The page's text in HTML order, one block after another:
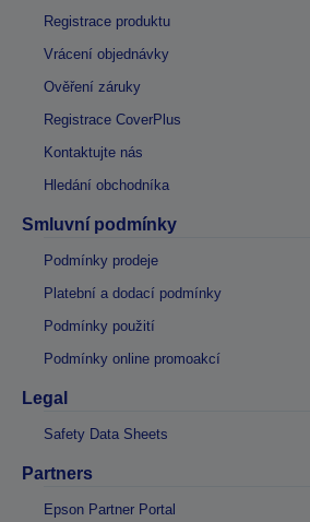
Registrace produktu
Vrácení objednávky
Ověření záruky
Registrace CoverPlus
Kontaktujte nás
Hledání obchodníka
Smluvní podmínky
Podmínky prodeje
Platební a dodací podmínky
Podmínky použití
Podmínky online promoakcí
Legal
Safety Data Sheets
Partners
Epson Partner Portal